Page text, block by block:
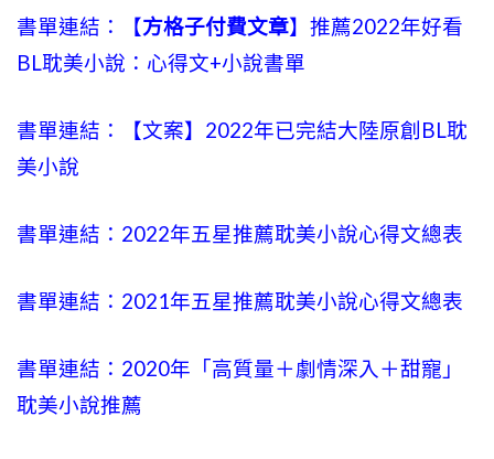
書單連結：【方格子付費文章】推薦2022年好看
BL耽美小說：心得文+小說書單
書單連結：【文案】2022年已完結大陸原創BL耽
美小說
書單連結：2022年五星推薦耽美小說心得文總表
書單連結：2021年五星推薦耽美小說心得文總表
書單連結：2020年「高質量＋劇情深入＋甜寵」
耽美小說推薦